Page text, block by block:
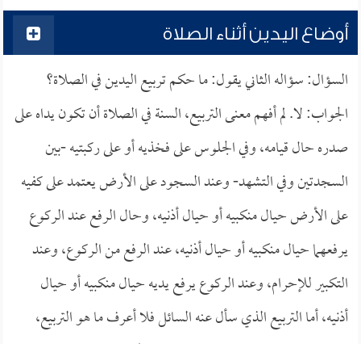
أوضاع اليدين أثناء الصلاة
السؤال: سؤاله الثاني يقول: ما حكم تربيع اليدين في الصلاة؟
الجواب: لا. لم أفهم معنى التربيع، السنة في الصلاة أن تكون يداه على
صدره حال قيامه، وفي الجلوس على فخذيه أو على ركبتيه -بين
السجدتين وفي التشهد- وعند السجود على الأرض يعتمد على كفيه
على الأرض حيال منكبيه أو حيال أذنيه، وحال الرفع عند الركوع
يرفعهما حيال منكبيه أو حيال أذنيه، عند الرفع من الركوع، وعند
التكبير للإحرام، وعند الركوع يرفع يديه حيال منكبيه أو حيال
أذنيه، أما التربيع الذي سأل عنه السائل فلا أعرف ما هو التربيع،